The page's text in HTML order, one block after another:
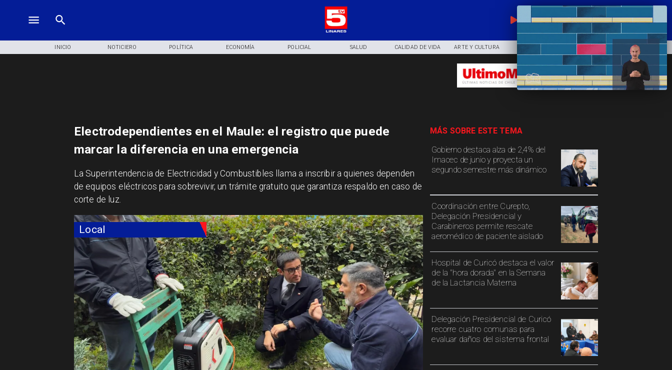
EN VIVO
INICIO NOTICIERO POLÍTICA ECONOMÍA POLICIAL SALUD CALIDAD DE VIDA ARTE Y CULTURA
Local
Gobierno destaca alza de 2,4% del
Imacec de junio y proyecta un
segundo semestre más dinámico
Coordinación entre Curepto,
Delegación Presidencial y
Carabineros permite rescate
aeromédico de paciente aislado
Hospital de Curicó destaca el valor
de la "hora dorada" en la Semana
de la Lactancia Materna
Delegación Presidencial de Curicó
recorre cuatro comunas para
evaluar daños del sistema frontal
MÁS SOBRE ESTE TEMA
Electrodependientes en el Maule: el registro que puede
marcar la diferencia en una emergencia
​La Superintendencia de Electricidad y Combustibles llama a inscribir a quienes dependen
de equipos eléctricos para sobrevivir, un trámite gratuito que garantiza respaldo en caso de
corte de luz.